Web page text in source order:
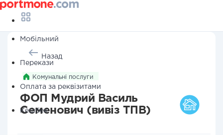
Мобільний
Перекази
Оплата за реквізитами
Кешбек
Назад
Комунальні послуги
ФОП Мудрий Василь
Семенович (вивіз ТПВ)